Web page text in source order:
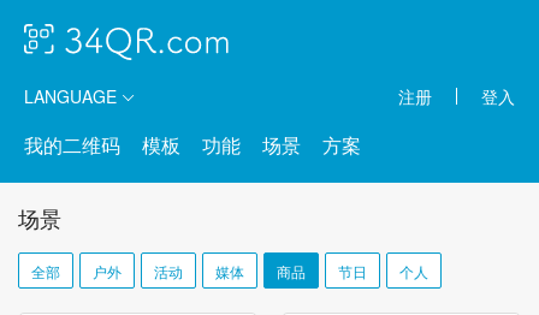
LANGUAGE 注册 登入
我的二维码 模板 功能 场景 方案
场景
全部 户外 活动 媒体 商品 节日 个人